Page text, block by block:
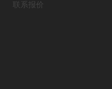
联系报价